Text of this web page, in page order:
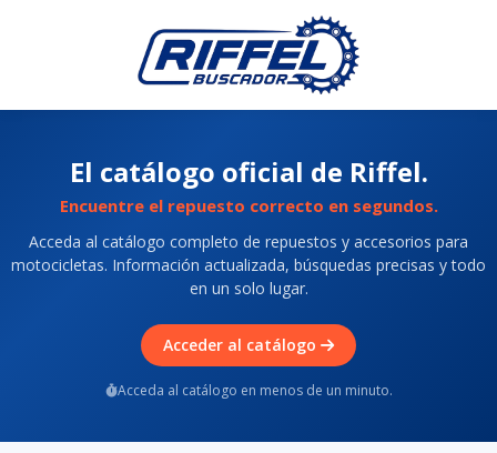
El catálogo oficial de Riffel.
Encuentre el repuesto correcto en segundos.
Acceda al catálogo completo de repuestos y accesorios para
motocicletas. Información actualizada, búsquedas precisas y todo
en un solo lugar.
Acceder al catálogo
Acceda al catálogo en menos de un minuto.